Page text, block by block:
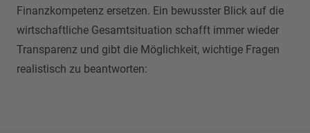
Finanzkompetenz ersetzen. Ein bewusster Blick auf die
wirtschaftliche Gesamtsituation schafft immer wieder
Transparenz und gibt die Möglichkeit, wichtige Fragen
realistisch zu beantworten: